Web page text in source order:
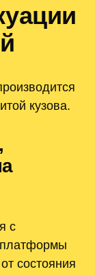
кузова.
с
платформы
состояния